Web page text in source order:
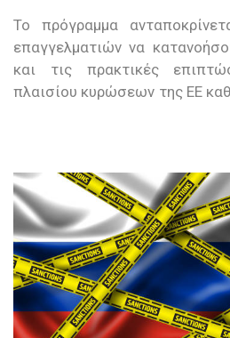
Το πρόγραμμα
επαγγελματιών να
και τις πρακτικές
πλαισίου κυρώσεων της ΕΕ